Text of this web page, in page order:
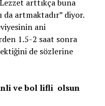
arttıkça buna
da artmaktadır” diyor.
ani
1.5-2 saat sonra
de sözlerine
ve bol lifli olsun